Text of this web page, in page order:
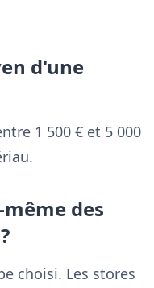
d'une
1 500 € et 5 000
des
choisi. Les stores